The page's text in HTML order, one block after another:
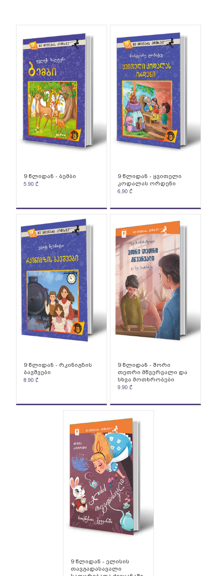
9 წლიდან - ბემბი
5.90 ₾
9 წლიდან - ყვითელი
კოდალას ორდენი
6,90 ₾
9 წლიდან - რკინიგზის
ბავშვები
8.90 ₾
9 წლიდან - შორი
თეთრი მწვერვალი და
სხვა მოთხრობები
9.90 ₾
9 წლიდან - ელისის
თავგადასავალი